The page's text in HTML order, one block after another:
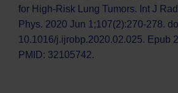
for High-Risk Lung Tumors. Int J
Phys. 2020 Jun 1;107(2):270-278.
10.1016/j.ijrobp.2020.02.025. Epub
PMID: 32105742.